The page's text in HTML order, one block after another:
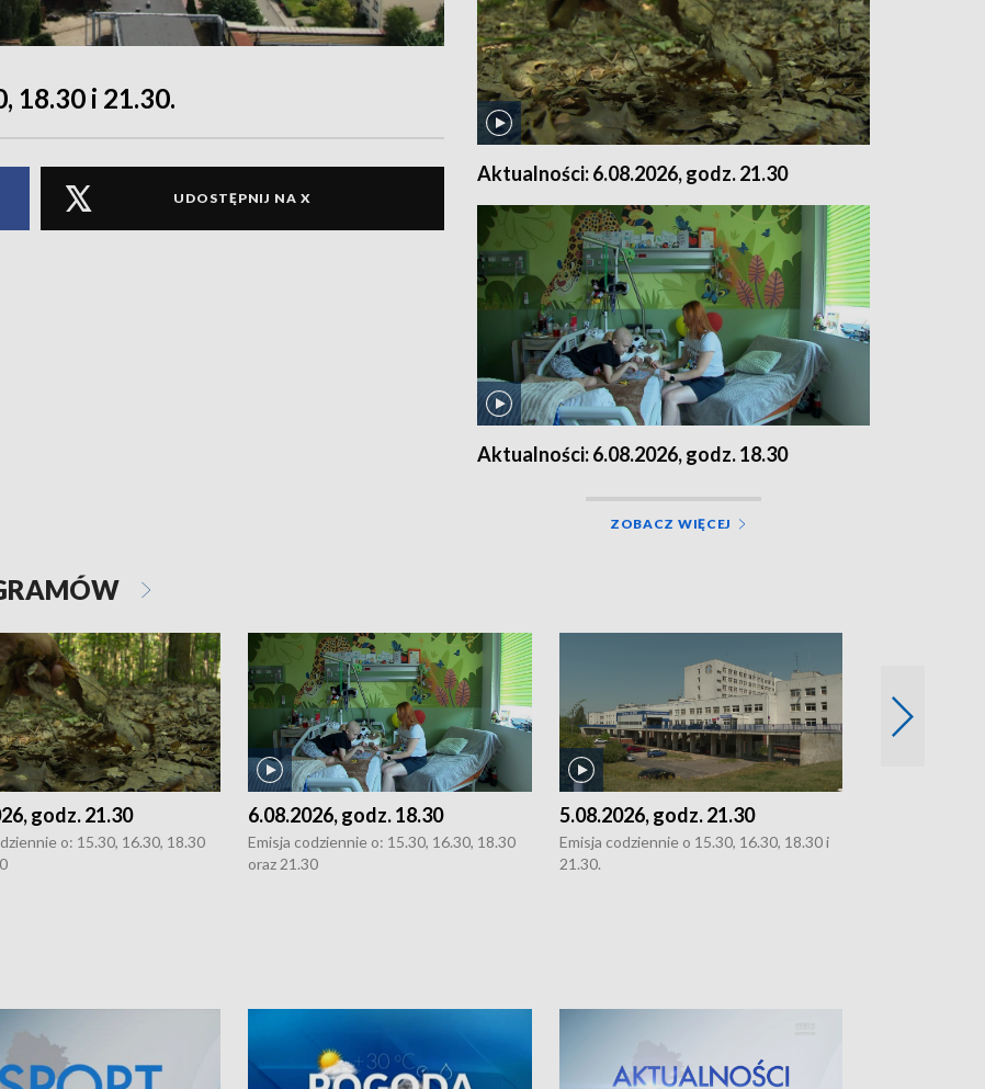
18.30 i 21.30.
UDOSTĘPNIJ NA X
Aktualności: 6.08.2026, godz. 21.30
Aktualności: 6.08.2026, godz. 18.30
ZOBACZ WIĘCEJ
godz. 21.30
o: 15.30, 16.30, 18.30
6.08.2026, godz. 18.30
Emisja codziennie o: 15.30, 16.30, 18.30
oraz 21.30
5.08.2026, godz. 21.30
Emisja codziennie o 15.30, 16.30, 18.30 i
21.30.